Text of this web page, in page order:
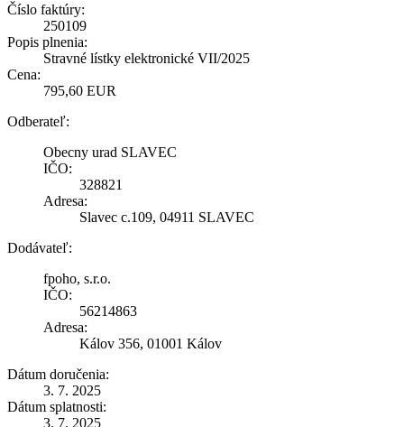
Číslo faktúry:
250109
Popis plnenia:
Stravné lístky elektronické VII/2025
Cena:
795,60 EUR
Odberateľ:
Obecny urad SLAVEC
IČO:
328821
Adresa:
Slavec c.109, 04911 SLAVEC
Dodávateľ:
fpoho, s.r.o.
IČO:
56214863
Adresa:
Kálov 356, 01001 Kálov
Dátum doručenia:
3. 7. 2025
Dátum splatnosti:
3. 7. 2025